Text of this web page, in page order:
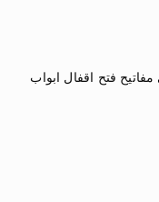
سيارات الكويت 50805535 فني مفاتيح فتح اقفال ابواب